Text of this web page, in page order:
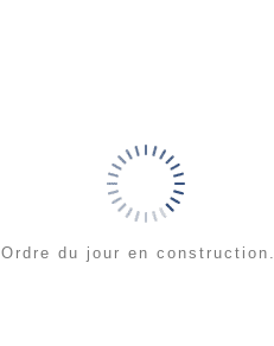
Ordre du jour en